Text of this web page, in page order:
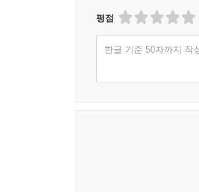
평점
한글 기준 50자까지 작